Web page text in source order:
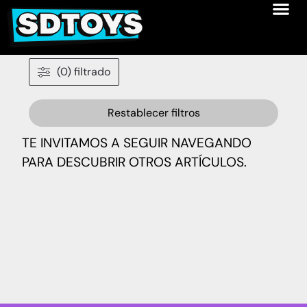
(0) filtrado
Restablecer filtros
TE INVITAMOS A SEGUIR NAVEGANDO
PARA DESCUBRIR OTROS ARTÍCULOS.